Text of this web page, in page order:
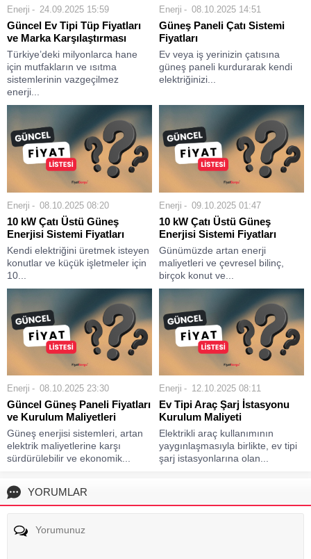
Enerji 24.09.2025 15:59
Güncel Ev Tipi Tüp Fiyatları
ve Marka Karşılaştırması
Türkiye’deki milyonlarca hane
için mutfakların ve ısıtma
sistemlerinin vazgeçilmez
enerji...
Enerji 08.10.2025 14:51
Güneş Paneli Çatı Sistemi
Fiyatları
Ev veya iş yerinizin çatısına
güneş paneli kurdurarak kendi
elektriğinizi...
Enerji 08.10.2025 08:20
10 kW Çatı Üstü Güneş
Enerjisi Sistemi Fiyatları
Kendi elektriğini üretmek isteyen
konutlar ve küçük işletmeler için
10...
Enerji 09.10.2025 01:47
10 kW Çatı Üstü Güneş
Enerjisi Sistemi Fiyatları
Günümüzde artan enerji
maliyetleri ve çevresel bilinç,
birçok konut ve...
Enerji 08.10.2025 23:30
Güncel Güneş Paneli Fiyatları
ve Kurulum Maliyetleri
Güneş enerjisi sistemleri, artan
elektrik maliyetlerine karşı
sürdürülebilir ve ekonomik...
Enerji 12.10.2025 08:11
Ev Tipi Araç Şarj İstasyonu
Kurulum Maliyeti
Elektrikli araç kullanımının
yaygınlaşmasıyla birlikte, ev tipi
şarj istasyonlarına olan...
YORUMLAR